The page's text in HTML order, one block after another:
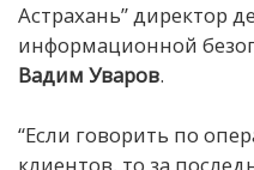
Астрахань” директор
информационной
Вадим Уваров.
“Если говорить по